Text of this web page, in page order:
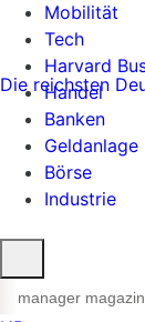
Mobilität
Tech
Harvard
Handel
Banken
Geldanlage
Börse
Industrie
öffnen
manager magazin
Die reichsten